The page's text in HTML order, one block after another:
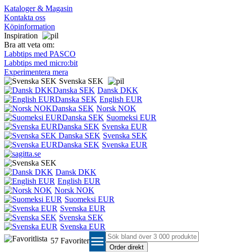
Kataloger & Magasin
Kontakta oss
Köpinformation
Inspiration
Bra att veta om:
Labbtips med PASCO
Labbtips med micro:bit
Experimentera mera
Svenska SEK
Dansk DKK
English EUR
Norsk NOK
Suomeksi EUR
Svenska EUR
Svenska SEK
Svenska EUR
Dansk DKK
English EUR
Norsk NOK
Suomeksi EUR
Svenska EUR
Svenska SEK
Svenska EUR
57 Favoriter menu